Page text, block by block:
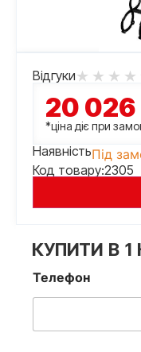
Відгуки
20 026
*ціна діє при
НаявністьПід
Код товару:2305
КУПИТИ В 1
Телефон